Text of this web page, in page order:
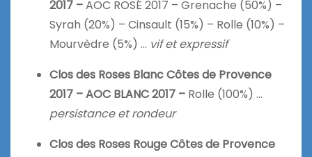
2017 –AOC ROSÉ 2017 – Grenache (50%) –
Syrah (20%) – Cinsault (15%) – Rolle (10%) –
Mourvèdre (5%) … vif et expressif
Clos des Roses Blanc Côtes de Provence
2017 – AOC BLANC 2017 – Rolle (100%) …
persistance et rondeur
Clos des Roses Rouge Côtes de Provence